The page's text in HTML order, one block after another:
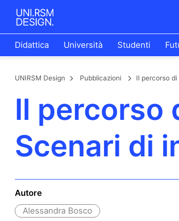
Didattica Università Studenti
UNIRSM Design Pubblicazioni Il percorso
Il percorso
Scenari di
Autore
Alessandra Bosco